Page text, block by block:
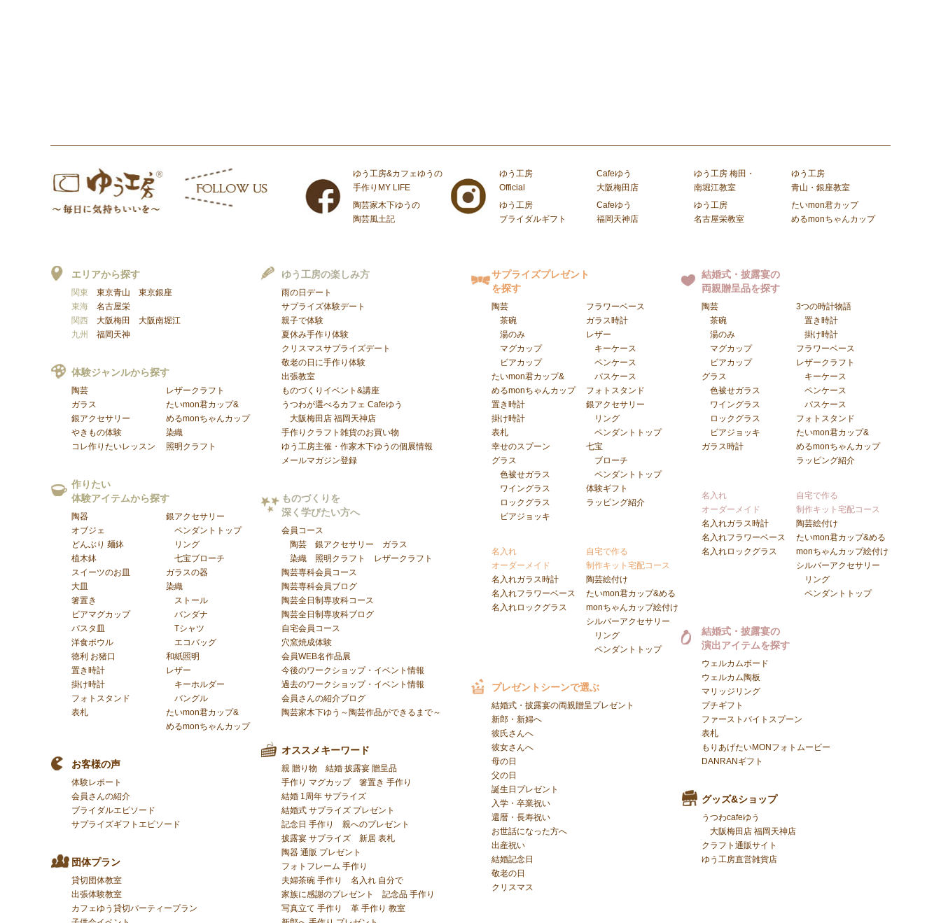
ゆう工房&カフェゆうの
手作りMY LIFE
ゆう工房
Official
Cafeゆう
大阪梅田店
ゆう工房 梅田・
南堀江教室
ゆう工房
青山・銀座教室
陶芸家木下ゆうの
陶芸風土記
ゆう工房
ブライダルギフト
Cafeゆう
福岡天神店
ゆう工房
名古屋栄教室
たいmon君カップ
めるmonちゃんカップ
エリアから探す
関東 東京青山
東京銀座
東海 名古屋栄
関西 大阪梅田
大阪南堀江
九州 福岡天神
体験ジャンルから探す
陶芸
レザークラフト
ガラス
銀アクセサリー
たいmon君カップ&
めるmonちゃんカップ
やきもの体験
染織
コレ作りたいレッスン
照明クラフト
作りたい
体験アイテムから探す
陶器
オブジェ
どんぶり 麺鉢
植木鉢
スイーツのお皿
大皿
箸置き
ビアマグカップ
パスタ皿
洋食ボウル
徳利 お猪口
置き時計
掛け時計
フォトスタンド
表札
銀アクセサリー
ペンダントトップ
リング
七宝ブローチ
ガラスの器
染織
ストール
バンダナ
Tシャツ
エコバッグ
和紙照明
レザー
キーホルダー
バングル
たいmon君カップ&
めるmonちゃんカップ
お客様の声
体験レポート
会員さんの紹介
ブライダルエピソード
サプライズギフトエピソード
団体プラン
貸切団体教室
出張体験教室
カフェゆう貸切パーティープラン
ゆう工房の楽しみ方
雨の日デート
サプライズ体験デート
親子で体験
夏休み手作り体験
クリスマスサプライズデート
敬老の日に手作り体験
出張教室
ものづくりイベント&講座
うつわが選べるカフェ Cafeゆう
大阪梅田店 福岡天神店
手作りクラフト雑貨のお買い物
ゆう工房主催・作家木下ゆうの個展情報
メールマガジン登録
ものづくりを
深く学びたい方へ
会員コース
陶芸
銀アクセサリー
ガラス
染織
照明クラフト
レザークラフト
陶芸専科会員コース
陶芸専科会員ブログ
陶芸全日制専攻科コース
陶芸全日制専攻科ブログ
自宅会員コース
穴窯焼成体験
会員WEB名作品展
今後のワークショップ・イベント情報
過去のワークショップ・イベント情報
会員さんの紹介ブログ
陶芸家木下ゆう～陶芸作品ができるまで～
オススメキーワード
親 贈り物
結婚 披露宴 贈呈品
手作り マグカップ
箸置き 手作り
結婚 1周年 サプライズ
結婚式 サプライズ プレゼント
記念日 手作り
親へのプレゼント
披露宴 サプライズ
新居 表札
陶器 通販 プレゼント
フォトフレーム 手作り
夫婦茶碗 手作り
名入れ 自分で
家族に感謝のプレゼント
記念品 手作り
写真立て 手作り
革 手作り 教室
サプライズプレゼント
を探す
陶芸
茶碗
湯のみ
マグカップ
ビアカップ
たいmon君カップ&
めるmonちゃんカップ
置き時計
掛け時計
表札
幸せのスプーン
グラス
色被せガラス
ワイングラス
ロックグラス
ビアジョッキ
フラワーベース
ガラス時計
レザー
キーケース
ペンケース
パスケース
フォトスタンド
銀アクセサリー
リング
ペンダントトップ
七宝
ブローチ
ペンダントトップ
体験ギフト
ラッピング紹介
名入れ
オーダーメイド
名入れガラス時計
名入れフラワーベース
名入れロックグラス
自宅で作る
制作キット宅配コース
陶芸絵付け
たいmon君カップ&める
monちゃんカップ絵付け
シルバーアクセサリー
リング
ペンダントトップ
プレゼントシーンで選ぶ
結婚式・披露宴の両親贈呈プレゼント
新郎・新婦へ
彼氏さんへ
彼女さんへ
母の日
父の日
誕生日プレゼント
入学・卒業祝い
還暦・長寿祝い
お世話になった方へ
出産祝い
結婚記念日
敬老の日
クリスマス
結婚式・披露宴の
両親贈呈品を探す
陶芸
茶碗
湯のみ
マグカップ
ビアカップ
グラス
色被せガラス
ワイングラス
ロックグラス
ビアジョッキ
ガラス時計
3つの時計物語
置き時計
掛け時計
フラワーベース
レザークラフト
キーケース
ペンケース
パスケース
フォトスタンド
たいmon君カップ&
めるmonちゃんカップ
ラッピング紹介
名入れ
オーダーメイド
名入れガラス時計
名入れフラワーベース
名入れロックグラス
自宅で作る
制作キット宅配コース
陶芸絵付け
たいmon君カップ&める
monちゃんカップ絵付け
シルバーアクセサリー
リング
ペンダントトップ
結婚式・披露宴の
演出アイテムを探す
ウェルカムボード
ウェルカム陶板
マリッジリング
プチギフト
ファーストバイトスプーン
表札
もりあげたいMONフォトムービー
DANRANギフト
グッズ&ショップ
うつわcafeゆう
大阪梅田店 福岡天神店
クラフト通販サイト
ゆう工房直営雑貨店